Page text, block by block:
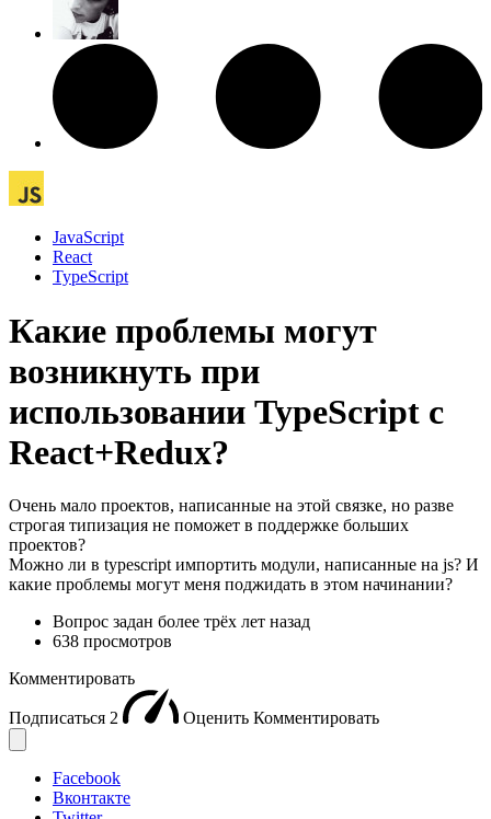
JavaScript
React
TypeScript
Какие проблемы могут
возникнуть при
использовании TypeScript с
React+Redux?
Очень мало проектов, написанные на этой связке, но разве
строгая типизация не поможет в поддержке больших
проектов?
Можно ли в typescript импортить модули, написанные на js? И
какие проблемы могут меня поджидать в этом начинании?
Вопрос задан более трёх лет назад
638 просмотров
Комментировать
Подписаться 2 Оценить Комментировать
Facebook
Вконтакте